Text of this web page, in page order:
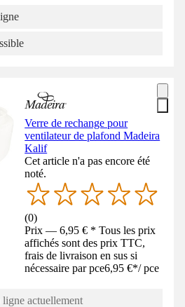
Verre de rechange pour
ventilateur de plafond Madeira
Kalif
Cet article n'a pas encore été
noté.
(0)
Prix — 6,95 € * Tous les prix
affichés sont des prix TTC,
frais de livraison en sus si
nécessaire par pce6,95 €*/ pce
actuellement